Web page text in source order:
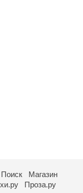
Поиск
Магазин
Проза.ру